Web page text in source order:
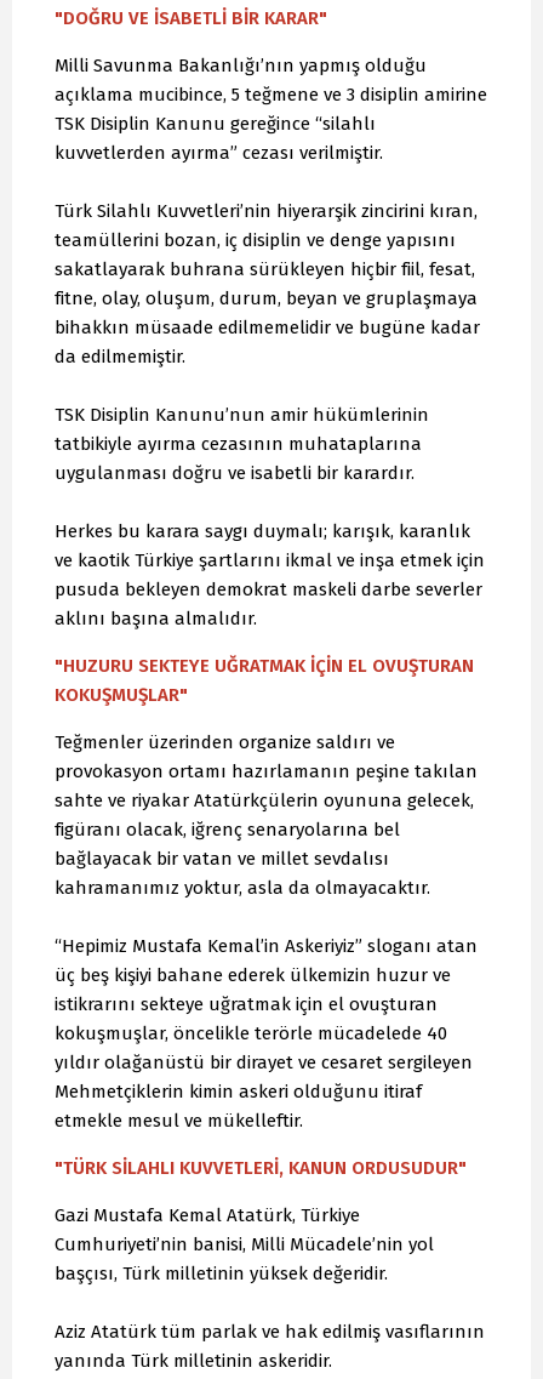
"DOĞRU VE İSABETLİ BİR KARAR"
Milli Savunma Bakanlığı’nın yapmış olduğu
açıklama mucibince, 5 teğmene ve 3 disiplin amirine
TSK Disiplin Kanunu gereğince “silahlı
kuvvetlerden ayırma” cezası verilmiştir.
Türk Silahlı Kuvvetleri’nin hiyerarşik zincirini kıran,
teamüllerini bozan, iç disiplin ve denge yapısını
sakatlayarak buhrana sürükleyen hiçbir fiil, fesat,
fitne, olay, oluşum, durum, beyan ve gruplaşmaya
bihakkın müsaade edilmemelidir ve bugüne kadar
da edilmemiştir.
TSK Disiplin Kanunu’nun amir hükümlerinin
tatbikiyle ayırma cezasının muhataplarına
uygulanması doğru ve isabetli bir karardır.
Herkes bu karara saygı duymalı; karışık, karanlık
ve kaotik Türkiye şartlarını ikmal ve inşa etmek için
pusuda bekleyen demokrat maskeli darbe severler
aklını başına almalıdır.
"HUZURU SEKTEYE UĞRATMAK İÇİN EL OVUŞTURAN
KOKUŞMUŞLAR"
Teğmenler üzerinden organize saldırı ve
provokasyon ortamı hazırlamanın peşine takılan
sahte ve riyakar Atatürkçülerin oyununa gelecek,
figüranı olacak, iğrenç senaryolarına bel
bağlayacak bir vatan ve millet sevdalısı
kahramanımız yoktur, asla da olmayacaktır.
“Hepimiz Mustafa Kemal’in Askeriyiz” sloganı atan
üç beş kişiyi bahane ederek ülkemizin huzur ve
istikrarını sekteye uğratmak için el ovuşturan
kokuşmuşlar, öncelikle terörle mücadelede 40
yıldır olağanüstü bir dirayet ve cesaret sergileyen
Mehmetçiklerin kimin askeri olduğunu itiraf
etmekle mesul ve mükelleftir.
"TÜRK SİLAHLI KUVVETLERİ, KANUN ORDUSUDUR"
Gazi Mustafa Kemal Atatürk, Türkiye
Cumhuriyeti’nin banisi, Milli Mücadele’nin yol
başçısı, Türk milletinin yüksek değeridir.
Aziz Atatürk tüm parlak ve hak edilmiş vasıflarının
yanında Türk milletinin askeridir.